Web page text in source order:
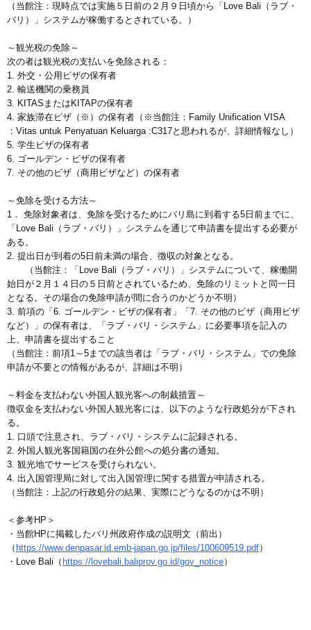
（当館注：現時点では実施５日前の２月９日頃から「Love Bali（ラブ・
バリ）」システムが稼働するとされている。）
～観光税の免除～
次の者は観光税の支払いを免除される：
1. 外交・公用ビザの保有者
2. 輸送機関の乗務員
3. KITASまたはKITAPの保有者
4. 家族滞在ビザ（※）の保有者（※当館注：Family Unification VISA
：Vitas untuk Penyatuan Keluarga :C317と思われるが、詳細情報なし）
5. 学生ビザの保有者
6. ゴールデン・ビザの保有者
7. その他のビザ（商用ビザなど）の保有者
～免除を受ける方法～
1． 免除対象者は、免除を受けるためにバリ島に到着する5日前までに、
「Love Bali（ラブ・バリ）」システムを通じて申請書を提出する必要が
ある。
2. 提出日が到着の5日前未満の場合、徴収の対象となる。
（当館注：「Love Bali（ラブ・バリ）」システムについて、稼働開
始日が２月１４日の５日前とされているため、免除のリミットと同一日
となる。その場合の免除申請が間に合うのかどうか不明）
3. 前項の「6. ゴールデン・ビザの保有者」「7. その他のビザ（商用ビザ
など）」の保有者は、「ラブ・バリ・システム」に必要事項を記入の
上、申請書を提出すること
（当館注：前項1～5までの該当者は「ラブ・バリ・システム」での免除
申請が不要との情報があるが、詳細は不明）
～料金を支払わない外国人観光客への制裁措置～
徴収金を支払わない外国人観光客には、以下のような行政処分が下され
る。
1. 口頭で注意され、ラブ・バリ・システムに記録される。
2. 外国人観光客国籍国の在外公館への処分書の通知。
3. 観光地でサービスを受けられない。
4. 出入国管理局に対して出入国管理に関する措置が申請される。
（当館注：上記の行政処分の結果、実際にどうなるのかは不明）
＜参考HP＞
・当館HPに掲載したバリ州政府作成の説明文（前出）
（ https://www.denpasar.id.emb-japan.go.jp/files/100609519.pdf）
・Love Bali（ https://lovebali.baliprov.go.id/gov_notice）